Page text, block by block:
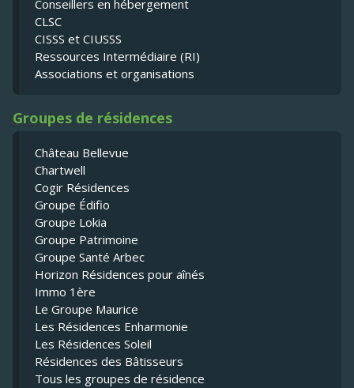
Conseillers en hébergement
CLSC
CISSS et CIUSSS
Ressources Intermédiaire (RI)
Associations et organisations
Groupes de résidences
Château Bellevue
Chartwell
Cogir Résidences
Groupe Édifio
Groupe Lokia
Groupe Patrimoine
Groupe Santé Arbec
Horizon Résidences pour aînés
Immo 1ère
Le Groupe Maurice
Les Résidences Enharmonie
Les Résidences Soleil
Résidences des Bâtisseurs
Tous les groupes de résidence